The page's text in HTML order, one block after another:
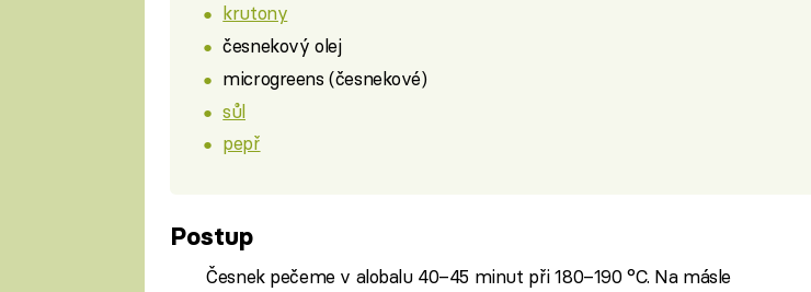
krutony
česnekový olej
microgreens (česnekové)
sůl
pepř
Postup
Česnek pečeme v alobalu 40–45 minut při 180–190 °C. Na másle